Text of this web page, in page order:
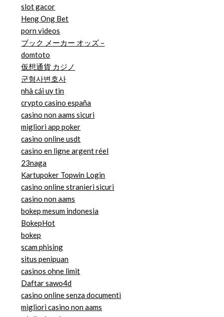
slot gacor
Heng Ong Bet
porn videos
ブック メーカー オッズ –
domtoto
仮想通貨 カジノ
군형사변호사
nhà cái uy tin
crypto casino españa
casino non aams sicuri
migliori app poker
casino online usdt
casino en ligne argent réel
23naga
Kartupoker Topwin Login
casino online stranieri sicuri
casino non aams
bokep mesum indonesia
BokepHot
bokep
scam phising
situs penipuan
casinos ohne limit
Daftar sawo4d
casino online senza documenti
migliori casino non aams